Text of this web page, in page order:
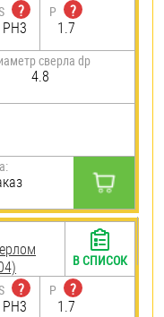
?
PH3
P
?
1.7
сверла dp
4.8
?
PH3
P
?
1.7
В СПИСОК